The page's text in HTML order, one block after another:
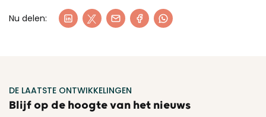
Nu delen:
DE LAATSTE ONTWIKKELINGEN
Blijf op de hoogte van het nieuws